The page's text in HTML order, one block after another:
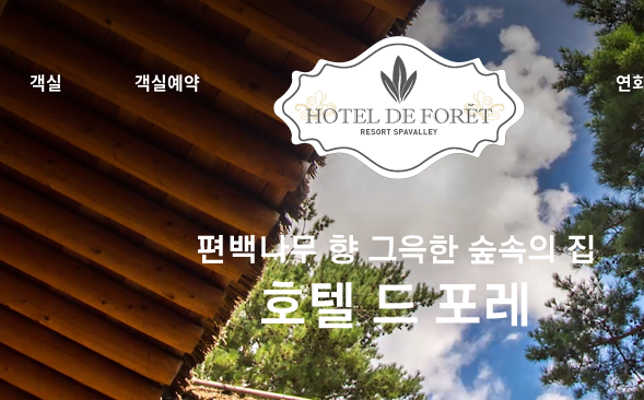
객실
스탠다드 침대
스탠다드 한실
한실취사형
스위트
객실예약
실시간예약
예약확인
연
씨엘 드